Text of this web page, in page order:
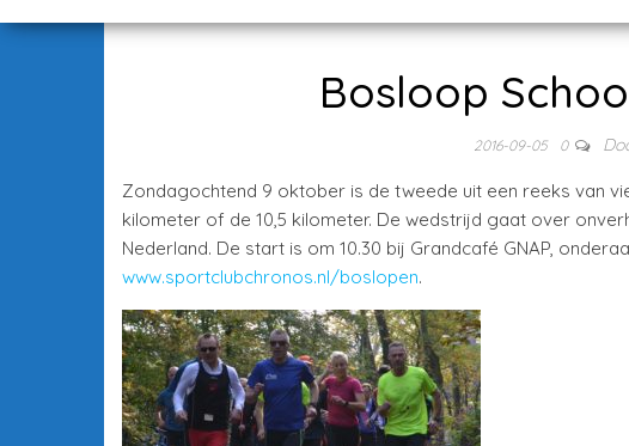
Bosloop
2016-09-05 0
Zondagochtend 9 oktober is de tweede uit een reeks van
kilometer of de 10,5 kilometer. De wedstrijd gaat over
Nederland. De start is om 10.30 bij Grandcafé GNAP,
www.sportclubchronos.nl/boslopen.